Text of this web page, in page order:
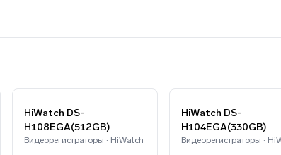
HiWatch DS-
H108EGA(512GB)
Видеорегистраторы · HiWatch
HiWatch DS-
H104EGA(330GB)
Видеорегистраторы ·